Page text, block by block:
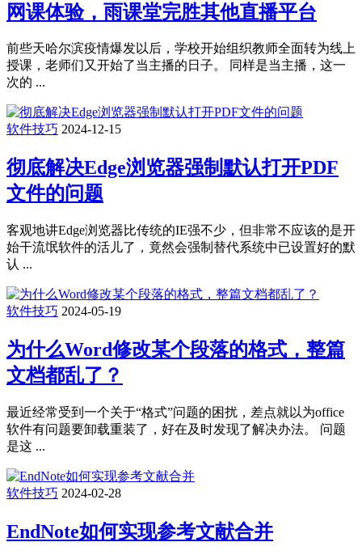
网课体验，雨课堂完胜其他直播平台
前些天哈尔滨疫情爆发以后，学校开始组织教师全面转为线上
授课，老师们又开始了当主播的日子。 同样是当主播，这一
次的 ...
软件技巧 2024-12-15
彻底解决Edge浏览器强制默认打开PDF
文件的问题
客观地讲Edge浏览器比传统的IE强不少，但非常不应该的是开
始干流氓软件的活儿了，竟然会强制替代系统中已设置好的默
认 ...
软件技巧 2024-05-19
为什么Word修改某个段落的格式，整篇
文档都乱了？
最近经常受到一个关于“格式”问题的困扰，差点就以为office
软件有问题要卸载重装了，好在及时发现了解决办法。 问题
是这 ...
软件技巧 2024-02-28
EndNote如何实现参考文献合并